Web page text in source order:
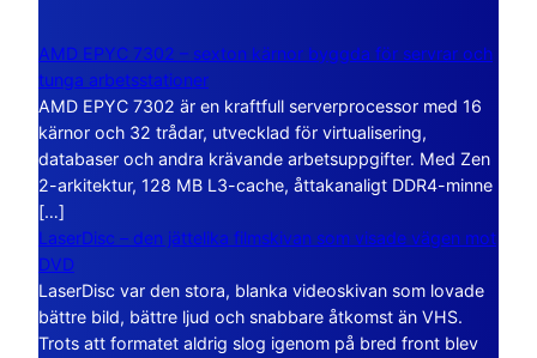
AMD EPYC 7302 – sexton kärnor byggda för servrar och
tunga arbetsstationer
AMD EPYC 7302 är en kraftfull serverprocessor med 16
kärnor och 32 trådar, utvecklad för virtualisering,
databaser och andra krävande arbetsuppgifter. Med Zen
2-arkitektur, 128 MB L3-cache, åttakanaligt DDR4-minne
[…]
LaserDisc – den jättelika filmskivan som visade vägen mot
DVD
LaserDisc var den stora, blanka videoskivan som lovade
bättre bild, bättre ljud och snabbare åtkomst än VHS.
Trots att formatet aldrig slog igenom på bred front blev